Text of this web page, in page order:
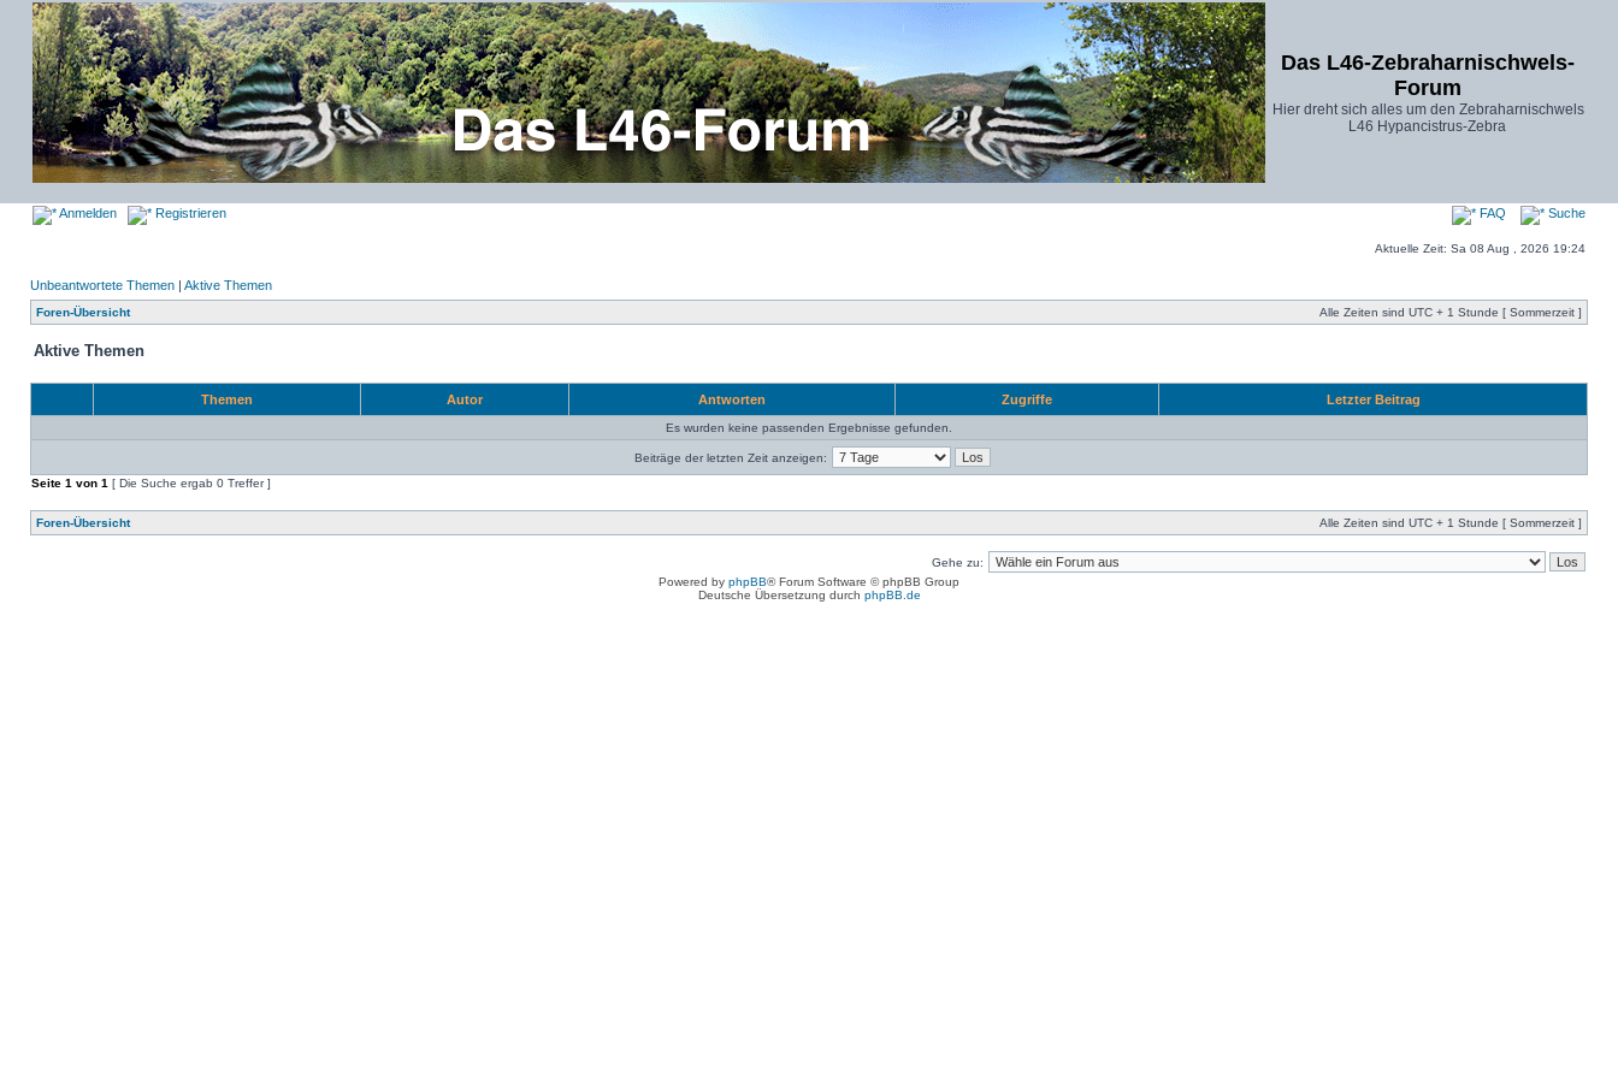
Das L46-Zebraharnischwels-
Forum
Hier dreht sich alles um den Zebraharnischwels
L46 Hypancistrus-Zebra
Anmelden Registrieren FAQ Suche
Aktuelle Zeit: Sa 08 Aug , 2026 19:24
Unbeantwortete Themen | Aktive Themen
Foren-Übersicht Alle Zeiten sind UTC + 1 Stunde [ Sommerzeit ]
Aktive Themen
Themen Autor Antworten Zugriffe Letzter Beitrag
Es wurden keine passenden Ergebnisse gefunden.
Beiträge der letzten Zeit anzeigen:
Seite 1 von 1 [ Die Suche ergab 0 Treffer ]
Foren-Übersicht Alle Zeiten sind UTC + 1 Stunde [ Sommerzeit ]
Gehe zu:
Powered by phpBB® Forum Software © phpBB Group
Deutsche Übersetzung durch phpBB.de